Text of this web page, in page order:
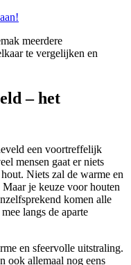
meerdere
te vergelijken en
– het
een voortreffelijk
mensen gaat er niets
Niets zal de warme en
je keuze voor houten
komen alle
langs de aparte
en sfeervolle uitstraling.
ook allemaal nog eens